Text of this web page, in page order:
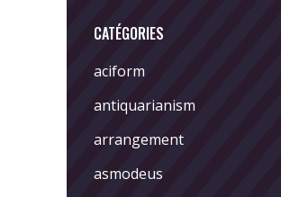
CATÉGORIES
aciform
antiquarianism
arrangement
asmodeus